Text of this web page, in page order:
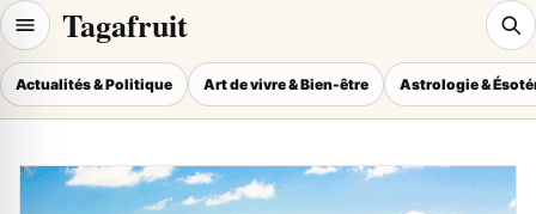
Tagafruit
Actualités & Politique Art de vivre & Bien-être Astrologie &